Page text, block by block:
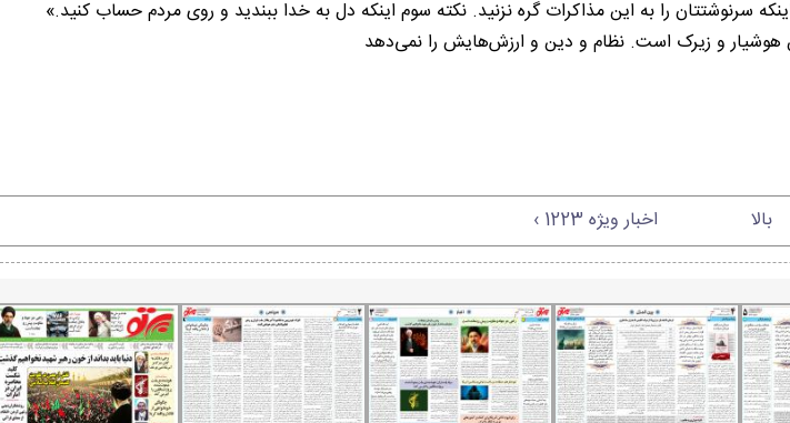
سرنوشتتان را به این مذاکرات گره نزنید. نکته سوم اینکه دل به خدا ببندید و روی مردم حساب کنید.»
هوشیار و زیرک است. نظام و دین و ارزش‌هایش را نمی‌دهد
بالا اخبار ویژه 1223 ›